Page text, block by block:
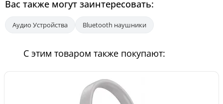
Вас также могут заинтересовать:
Аудио Устройства Bluetooth наушники
С этим товаром также покупают: